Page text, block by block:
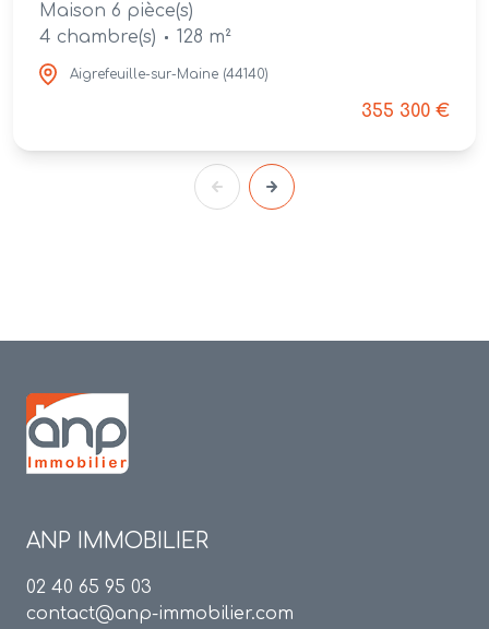
Maison 6 pièce(s)
4 chambre(s)
128 m²
Aigrefeuille-sur-Maine (44140)
355 300 €
ANP IMMOBILIER
02 40 65 95 03
contact@anp-immobilier.com